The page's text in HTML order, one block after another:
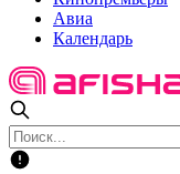
Авиа
Календарь